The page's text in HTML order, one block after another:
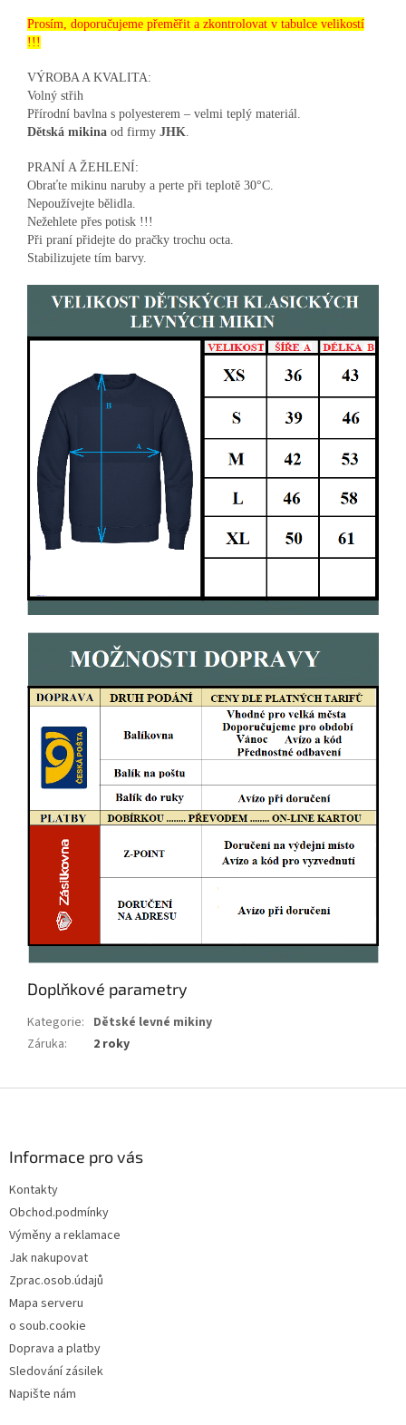
Prosím, doporučujeme přeměřit a zkontrolovat v tabulce velikostí
!!!
VÝROBA A KVALITA:
Volný střih
Přírodní bavlna s polyesterem – velmi teplý materiál.
Dětská mikina od firmy JHK.
PRANÍ A ŽEHLENÍ:
Obraťte mikinu naruby a perte při teplotě 30°C.
Nepoužívejte bělidla.
Nežehlete přes potisk !!!
Při praní přidejte do pračky trochu octa.
Stabilizujete tím barvy.
Doplňkové parametry
Kategorie: Dětské levné mikiny
Záruka: 2 roky
Informace pro vás
Kontakty
Obchod.podmínky
Výměny a reklamace
Jak nakupovat
Zprac.osob.údajů
Mapa serveru
o soub.cookie
Doprava a platby
Sledování zásilek
Napište nám